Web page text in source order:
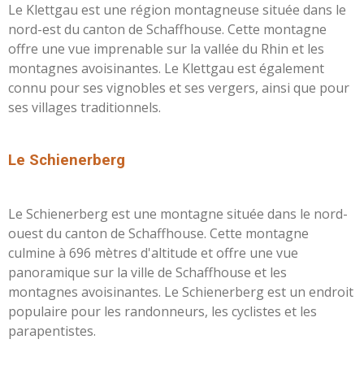
Le Klettgau est une région montagneuse située dans le
nord-est du canton de Schaffhouse. Cette montagne
offre une vue imprenable sur la vallée du Rhin et les
montagnes avoisinantes. Le Klettgau est également
connu pour ses vignobles et ses vergers, ainsi que pour
ses villages traditionnels.
Le Schienerberg
Le Schienerberg est une montagne située dans le nord-
ouest du canton de Schaffhouse. Cette montagne
culmine à 696 mètres d'altitude et offre une vue
panoramique sur la ville de Schaffhouse et les
montagnes avoisinantes. Le Schienerberg est un endroit
populaire pour les randonneurs, les cyclistes et les
parapentistes.